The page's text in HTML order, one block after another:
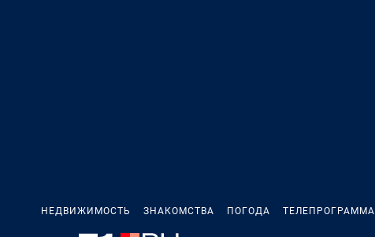
НЕДВИЖИМОСТЬ ЗНАКОМСТВА ПОГОДА ТЕЛЕПРОГРАММА